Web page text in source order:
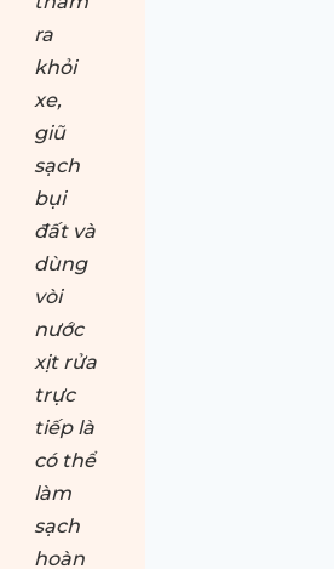
ra
khỏi
xe,
giũ
sạch
bụi
đất và
dùng
vòi
nước
xịt rửa
trực
tiếp là
có thể
làm
sạch
hoàn